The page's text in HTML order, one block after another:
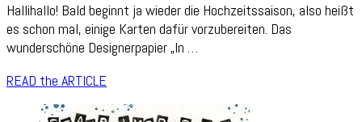
Hallihallo! Bald beginnt ja wieder die Hochzeitssaison, also heißt
es schon mal, einige Karten dafür vorzubereiten. Das
wunderschöne Designerpapier „In …
READ the ARTICLE